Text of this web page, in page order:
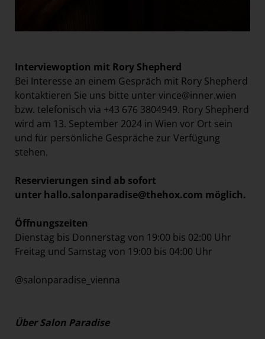
Interviewoption mit Rory Shepherd
Bei Interesse an einem Gespräch mit Rory Shepherd
kontaktieren Sie uns bitte unter vince@inner.wien
bzw. telefonisch via +43 676 3804949. Rory Shepherd
wird am 13. September 2024 in Wien vor Ort sein
und für persönliche Gespräche zur Verfügung
stehen.
Reservierungen sind ab sofort
unter hallo.salonparadise@thehox.com möglich.
Öffnungszeiten
Dienstag bis Donnerstag von 19:00 bis 02:00 Uhr
Freitag und Samstag von 19:00 bis 04:00 Uhr
@salonparadise_vienna
Über Salon Paradise